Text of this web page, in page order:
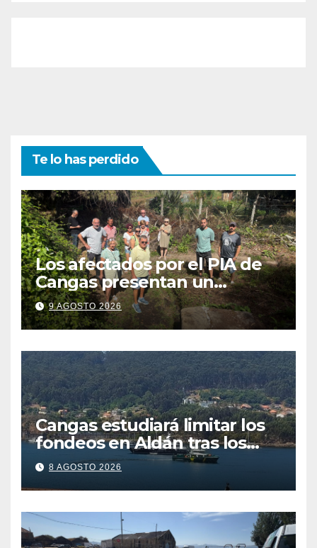
Te lo has perdido
Los afectados por el PIA de
Cangas presentan un
recurso: “Lo vamos a luchar”
9 AGOSTO 2026
Cangas estudiará limitar los
fondeos en Aldán tras los
últimos episodios de
contaminación en Arneles
8 AGOSTO 2026